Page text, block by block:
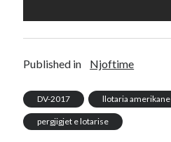
Published in Njoftime
DV-2017 llotaria amerikane
pergjigjet e lotarise